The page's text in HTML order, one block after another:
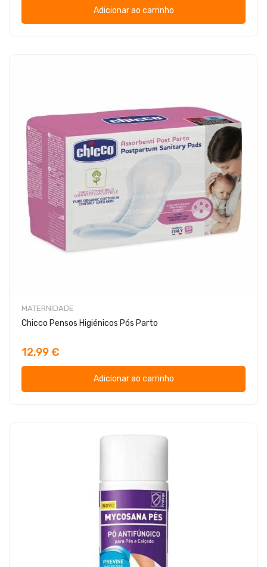
Adicionar ao carrinho
MATERNIDADE
Chicco Pensos Higiénicos Pós Parto
12,99 €
Adicionar ao carrinho